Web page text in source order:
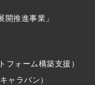
推進事業」
フォーム構築支援）
ャラバン）